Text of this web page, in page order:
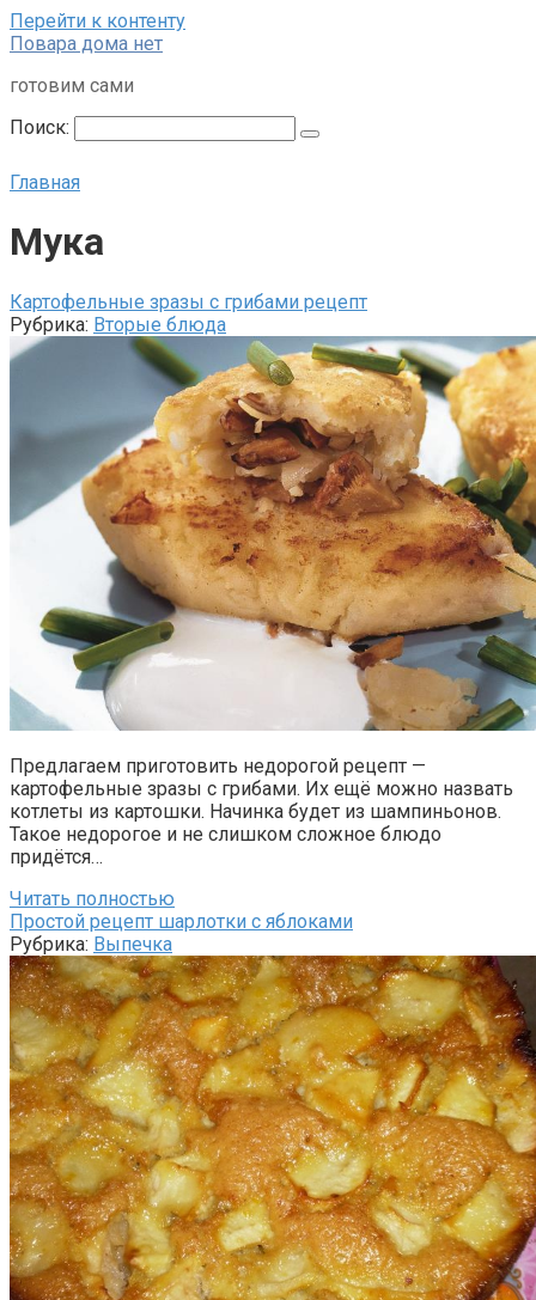
Перейти к контенту
Повара дома нет
готовим сами
Поиск:
Главная
Мука
Картофельные зразы с грибами рецепт
Рубрика: Вторые блюда
Предлагаем приготовить недорогой рецепт —
картофельные зразы с грибами. Их ещё можно назвать
котлеты из картошки. Начинка будет из шампиньонов.
Такое недорогое и не слишком сложное блюдо
придётся…
Читать полностью
Простой рецепт шарлотки с яблоками
Рубрика: Выпечка